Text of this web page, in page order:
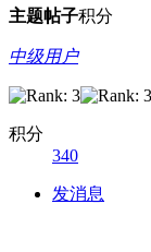
主题帖子积分
中级用户
积分
340
发消息